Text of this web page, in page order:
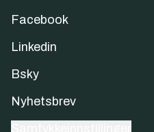
Facebook
Linkedin
Bsky
Nyhetsbrev